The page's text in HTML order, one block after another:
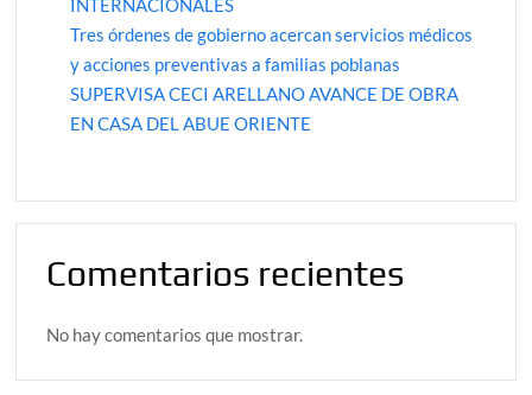
INTERNACIONALES
Tres órdenes de gobierno acercan servicios médicos
y acciones preventivas a familias poblanas
SUPERVISA CECI ARELLANO AVANCE DE OBRA
EN CASA DEL ABUE ORIENTE
Comentarios recientes
No hay comentarios que mostrar.